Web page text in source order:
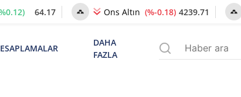
64.17 Ons Altın (%-0.18) 4239.71
DAHA
FAZLA